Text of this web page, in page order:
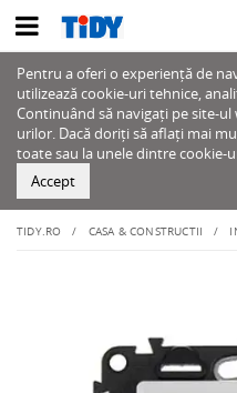
Pentru a oferi o experiență de
utilizează cookie-uri tehnice,
Continuând să navigați pe site-
urilor. Dacă doriți să aflați mai
toate sau la unele dintre cookie-
Accept
TIDY.RO CASA & CONSTRUCTII